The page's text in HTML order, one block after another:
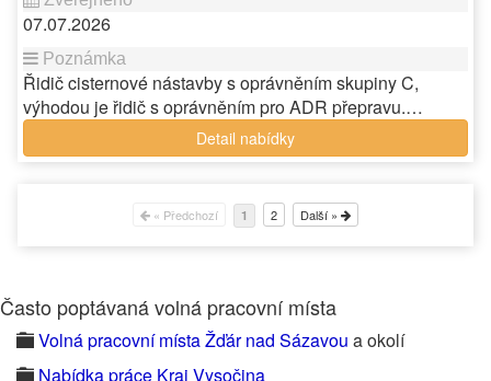
07.07.2026
Řidič cisternové nástavby s oprávněním skupiny C,
výhodou je řidič s oprávněním pro ADR přepravu.…
Detail nabídky
« Předchozí 1 2 Další »
Často poptávaná volná pracovní místa
Volná pracovní místa Žďár nad Sázavou a okolí
Nabídka práce Kraj Vysočina